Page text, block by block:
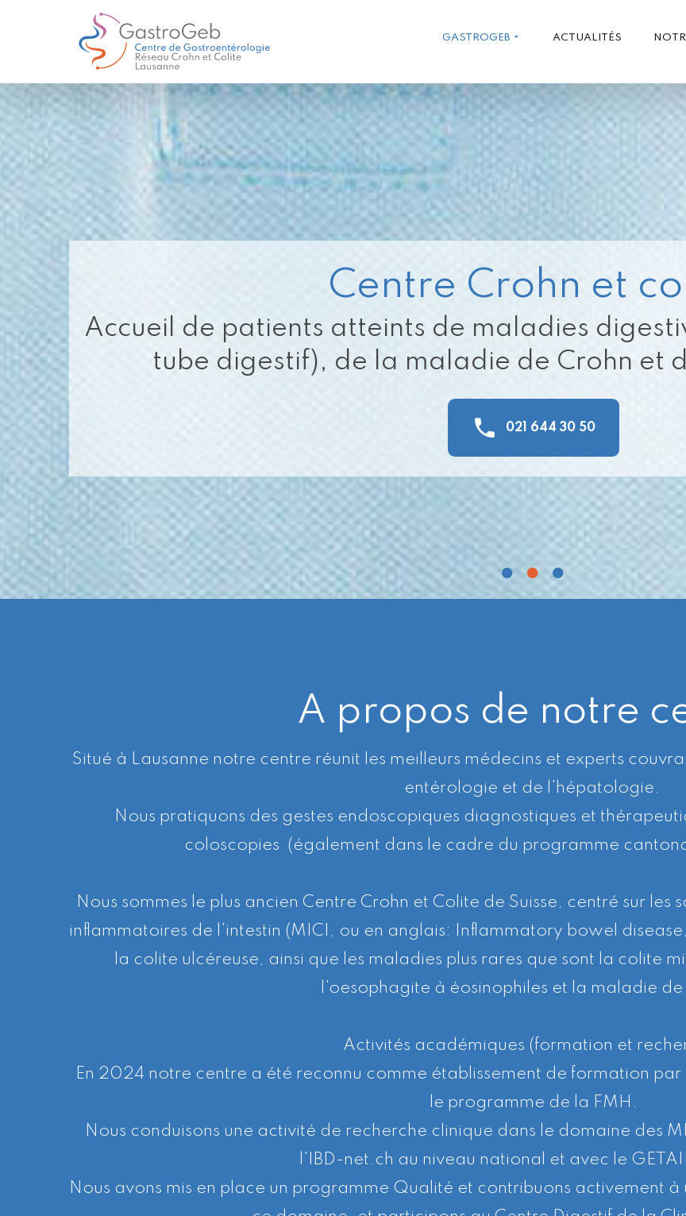
GASTROGEB ACTUALITÉS
Centre Crohn et
Accueil de patients atteints de maladies
tube digestif), de la maladie de Crohn et
021 644 30 50
A propos de notre
Situé à Lausanne notre centre réunit les meilleurs médecins et experts
entérologie et de l'hépatologie.
Nous pratiquons des gestes endoscopiques diagnostiques et
coloscopies (également dans le cadre du programme
Nous sommes le plus ancien Centre Crohn et Colite de Suisse, centré sur
inflammatoires de l'intestin (MICI, ou en anglais: Inflammatory bowel
la colite ulcéreuse, ainsi que les maladies plus rares que sont la colite
l'oesophagite à éosinophiles et la maladie de
Activités académiques (formation et
En 2024 notre centre a été reconnu comme établissement de formation
le programme de la FMH.
Nous conduisons une activité de recherche clinique dans le domaine des
l'IBD-net.ch au niveau national et avec le
Nous avons mis en place un programme Qualité et contribuons activement